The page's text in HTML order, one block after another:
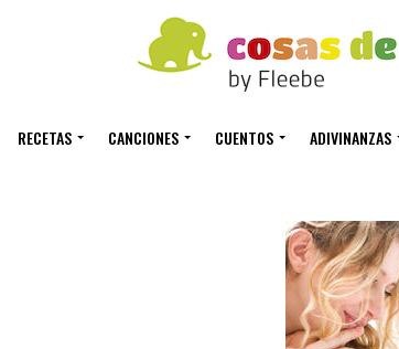
RECETAS CANCIONES CUENTOS ADIVINANZAS